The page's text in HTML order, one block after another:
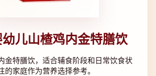
儿山楂鸡内金特膳饮
金特膳饮，适合辅食阶段和日常饮食状
的家庭作为营养选择参考。